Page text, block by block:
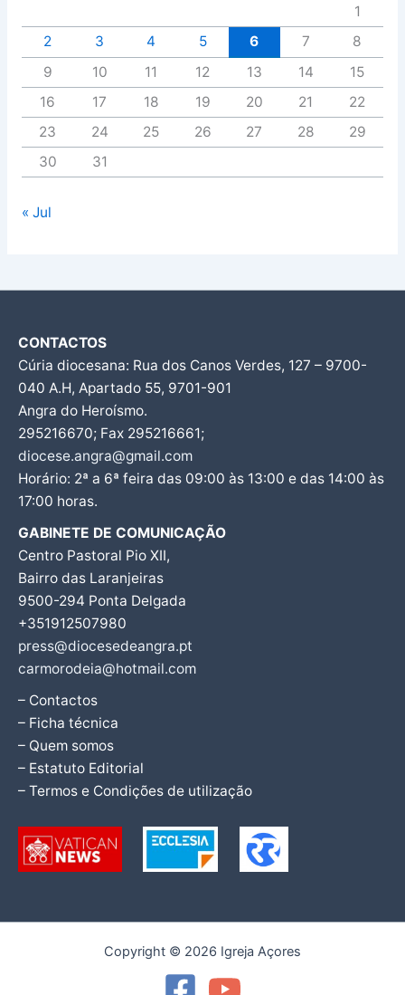
1
2
3 4 5 6 7
8
9
10 11 12 13 14
15
16
17 18 19 20 21
22
23
24 25 26 27 28
29
30
31
« Jul
CONTACTOS
Cúria diocesana: Rua dos Canos Verdes, 127 – 9700-
040 A.H, Apartado 55, 9701-901
Angra do Heroísmo.
295216670; Fax 295216661;
diocese.angra@gmail.com
Horário: 2ª a 6ª feira das 09:00 às 13:00 e das 14:00 às
17:00 horas.
GABINETE DE COMUNICAÇÃO
Centro Pastoral Pio XII,
Bairro das Laranjeiras
9500-294 Ponta Delgada
+351912507980
press@diocesedeangra.pt
carmorodeia@hotmail.com
– Contactos
– Ficha técnica
– Quem somos
– Estatuto Editorial
– Termos e Condições de utilização
Copyright © 2026 Igreja Açores